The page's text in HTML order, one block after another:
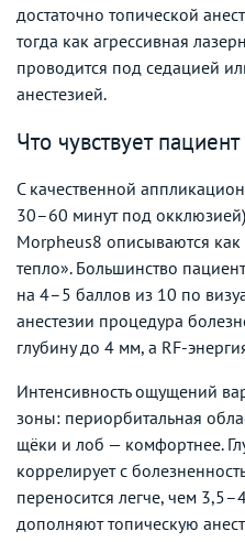
достаточно топической
тогда как агрессивная
проводится под седацией
анестезией.
Что чувствует
С качественной
30–60 минут под
Morpheus8 описываются
тепло». Большинство
на 4–5 баллов из 10 по
анестезии процедура
глубину до 4 мм, а RF-
Интенсивность ощущений
зоны: периорбитальная
щёки и лоб — комфортнее.
коррелирует с
переносится легче, чем
дополняют топическую